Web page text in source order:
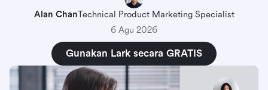
Alan ChanTechnical Product Marketing Specialist
6 Agu 2026
Gunakan Lark secara GRATIS